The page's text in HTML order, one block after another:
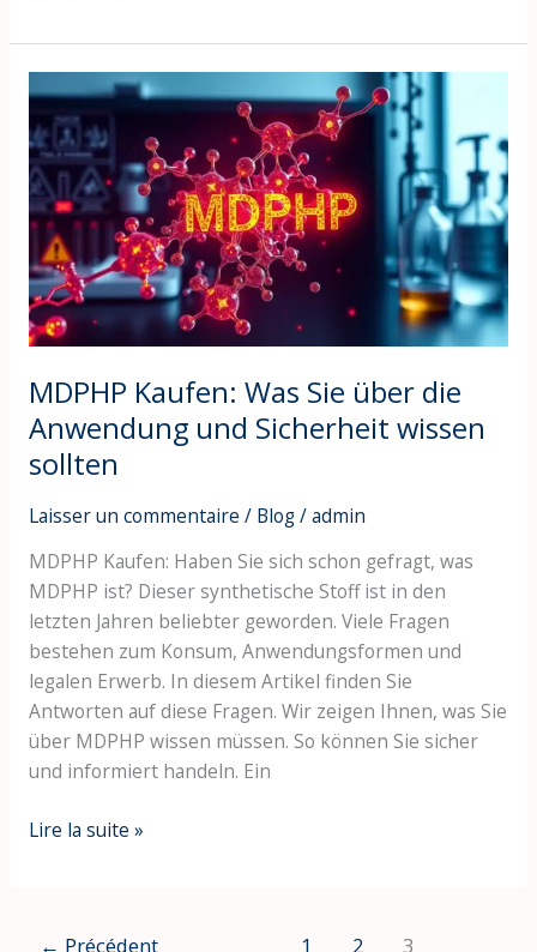
MDPHP Kaufen: Was Sie über die
Anwendung und Sicherheit wissen
sollten
Laisser un commentaire / Blog/admin
MDPHP Kaufen: Haben Sie sich schon gefragt, was
MDPHP ist? Dieser synthetische Stoff ist in den
letzten Jahren beliebter geworden. Viele Fragen
bestehen zum Konsum, Anwendungsformen und
legalen Erwerb. In diesem Artikel finden Sie
Antworten auf diese Fragen. Wir zeigen Ihnen, was Sie
über MDPHP wissen müssen. So können Sie sicher
und informiert handeln. Ein
Kaufen:
Was
Sie
über
die
Anwendung
und
Sicherheit
wissen
sollten
Lire la suite »
← Précédent 1 2 3